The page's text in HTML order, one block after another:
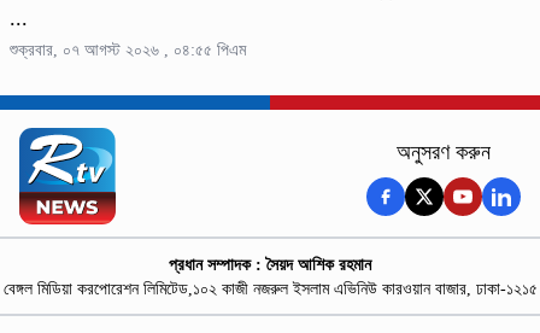
...
শুক্রবার, ০৭ আগস্ট ২০২৬ , ০৪:৫৫ পিএম
অনুসরণ করুন
প্রধান সম্পাদক : সৈয়দ আশিক রহমান
বেঙ্গল মিডিয়া করপোরেশন লিমিটেড,১০২ কাজী নজরুল ইসলাম এভিনিউ কারওয়ান বাজার, ঢাকা-১২১৫